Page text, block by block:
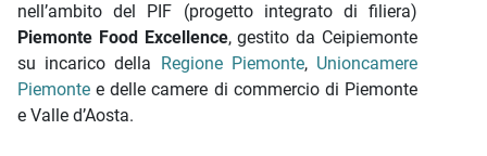
nell’ambito del PIF (progetto integrato di filiera)
Piemonte Food Excellence, gestito da Ceipiemonte
su incarico della Regione Piemonte, Unioncamere
Piemonte e delle camere di commercio di Piemonte
e Valle d’Aosta.